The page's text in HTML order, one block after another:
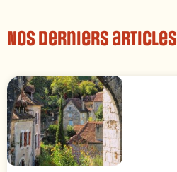
Nos derniers articles